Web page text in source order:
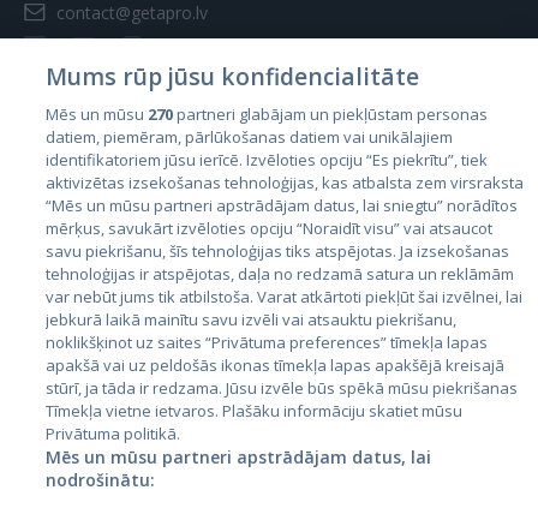
contact@getapro.lv
Valstis
Igaunija
Latvija
Lietuva
City24.lv
Mums rūp jūsu konfidencialitāte
Mēs un mūsu 270partneri glabājam un piekļūstam personas
datiem, piemēram, pārlūkošanas datiem vai unikālajiem
identifikatoriem jūsu ierīcē. Izvēloties opciju “Es piekrītu”, tiek
aktivizētas izsekošanas tehnoloģijas, kas atbalsta zem virsraksta
“Mēs un mūsu partneri apstrādājam datus, lai sniegtu” norādītos
mērķus, savukārt izvēloties opciju “Noraidīt visu” vai atsaucot
savu piekrišanu, šīs tehnoloģijas tiks atspējotas. Ja izsekošanas
tehnoloģijas ir atspējotas, daļa no redzamā satura un reklāmām
var nebūt jums tik atbilstoša. Varat atkārtoti piekļūt šai izvēlnei, lai
jebkurā laikā mainītu savu izvēli vai atsauktu piekrišanu,
noklikšķinot uz saites “Privātuma preferences” tīmekļa lapas
apakšā vai uz peldošās ikonas tīmekļa lapas apakšējā kreisajā
stūrī, ja tāda ir redzama. Jūsu izvēle būs spēkā mūsu piekrišanas
Tīmekļa vietne ietvaros. Plašāku informāciju skatiet mūsu
Privātuma politikā.
Mēs un mūsu partneri apstrādājam datus, lai
nodrošinātu: